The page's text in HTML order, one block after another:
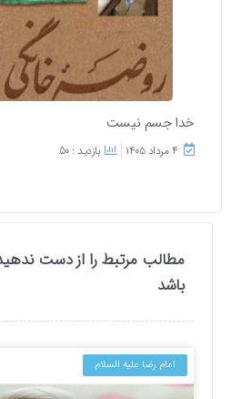
خدا جسم نیست
۴ مرداد ۱۴۰۵ بازدید : 50
مطالب مرتبط را از دست ندهید
باشد
امام رضا علیه السلام